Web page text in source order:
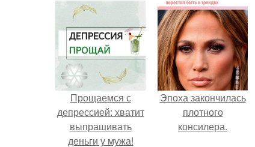
Прощаемся с
депрессией: хватит
выпрашивать
деньги у мужа!
Эпоха закончилась
плотного
консилера.